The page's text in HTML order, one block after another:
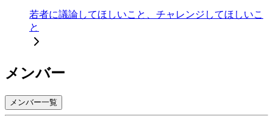
若者に議論してほしいこと、チャレンジしてほしいこ
と
メンバー
メンバー一覧